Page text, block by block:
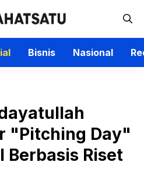
Bisnis Nasional
"Pitching Day"
Berbasis Riset